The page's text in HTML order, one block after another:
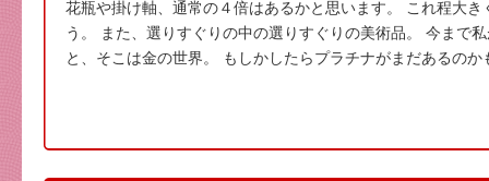
花瓶や掛け軸、通常の４倍はあるかと思います。 これ程大
う。 また、選りすぐりの中の選りすぐりの美術品。 今まで
と、そこは金の世界。 もしかしたらプラチナがまだあるの